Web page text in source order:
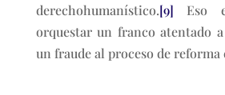
derechohumanístico.[9] Eso
orquestar un franco atentado
un fraude al proceso de